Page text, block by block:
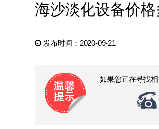
海沙淡化设备价
发布时间：2020-09-21
如果您正在寻找